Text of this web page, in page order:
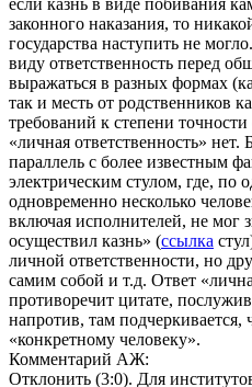
если казнь в виде побивания
законного наказания, то
государства наступить не
виду ответственность перед
выражаться в разных формах
так и месть от родственников
требований к степени точности
«личная ответственность»
параллель с более известным
электрическим стулом, где, по
одновременно несколько
включая исполнителей, не мог
осуществил казнь» (ссылка
личной ответственности, но
самим собой и т.д. Ответ
противоречит цитате,
напротив, там подчеркивается,
«конкретному человеку».
Комментарий АЖ:
Отклонить (3:0). Для